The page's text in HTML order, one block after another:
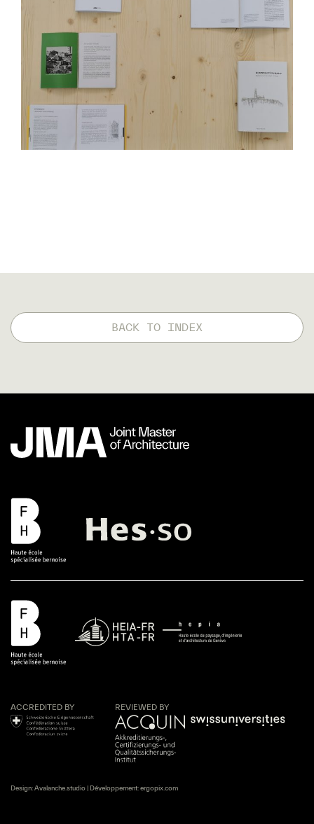
BACK TO INDEX
ACCREDITED BY REVIEWED BY
Design:Avalanche.studio | Développement:ergopix.com